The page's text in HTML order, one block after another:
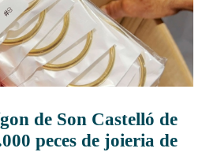
de Son Castelló de
peces de joieria de